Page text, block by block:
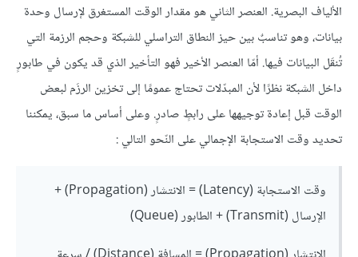
الألياف البصرية. العنصر الثاني هو مقدار الوقت المستغرق لإرسال وحدة
بيانات، وهو تناسبٌ بين حيز النطاق التراسلي للشبكة وحجم الرزمة التي
تُنقَل البيانات فيها. أمّا العنصر الأخير فهو التأخير الذي قد يكون في طابورٍ
داخل الشبكة نظرًا لأن المبدّلات تحتاج عمومًا إلى تخزين الرزَم لبعض
الوقت قبل إعادة توجيهها على رابطٍ صادرٍ. وعلى أساس ما سبق، يمكننا
تحديد وقت الاستجابة الإجمالي على النّحو التالي :
وقت الاستجابة (Latency) = الانتشار (Propagation) +
الإرسال (Transmit) + الطابور (Queue)